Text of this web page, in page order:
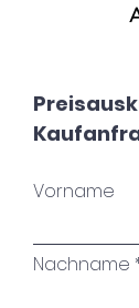
der
Vorname
Nachname